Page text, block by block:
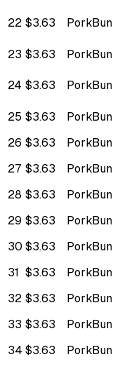
22 $3.63 PorkBun
23 $3.63 PorkBun
24 $3.63 PorkBun
25 $3.63 PorkBun
26 $3.63 PorkBun
27 $3.63 PorkBun
28 $3.63 PorkBun
29 $3.63 PorkBun
30 $3.63 PorkBun
31 $3.63 PorkBun
32 $3.63 PorkBun
33 $3.63 PorkBun
34 $3.63 PorkBun